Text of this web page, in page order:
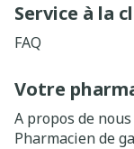
Service à la
FAQ
Votre
A propos de nous
Pharmacien de